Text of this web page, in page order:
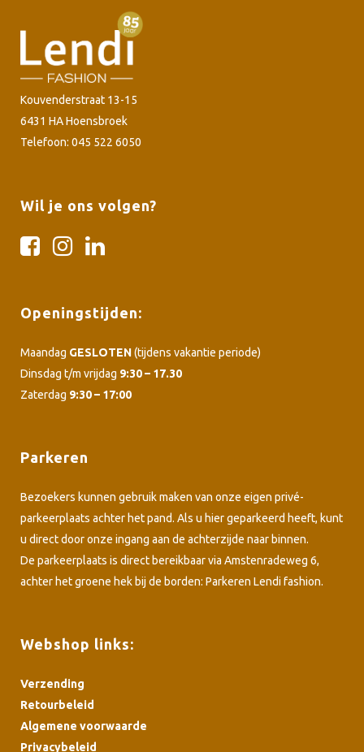
Kouvenderstraat 13-15
6431 HA Hoensbroek
Telefoon: 045 522 6050
Wil je ons volgen?
Openingstijden:
Maandag GESLOTEN(tijdens vakantie periode)
Dinsdag t/m vrijdag 9:30 – 17.30
Zaterdag 9:30 – 17:00
Parkeren
Bezoekers kunnen gebruik maken van onze eigen privé-
parkeerplaats achter het pand. Als u hier geparkeerd heeft, kunt
u direct door onze ingang aan de achterzijde naar binnen.
De parkeerplaats is direct bereikbaar via Amstenradeweg 6,
achter het groene hek bij de borden: Parkeren Lendi fashion.
Webshop links:
Verzending
Retourbeleid
Algemene voorwaarde
Privacybeleid